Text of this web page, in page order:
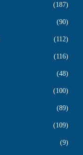
187
90
112
116
48
100
89
109
9